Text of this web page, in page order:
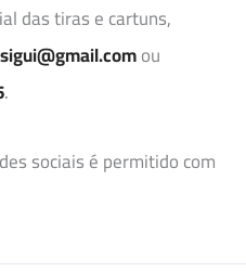
das tiras e cartuns,
ou
.
sociais é permitido com